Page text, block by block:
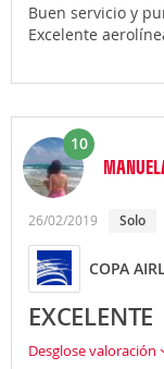
Buen servicio y
Excelente
10
26/02/2019 Solo
COPA
EXCELENTE
Desglose valoración